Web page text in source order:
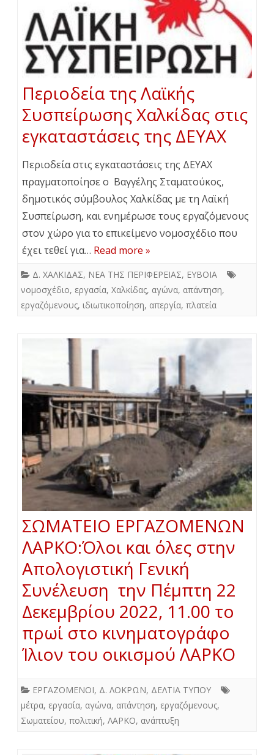
Περιοδεία της Λαϊκής
Συσπείρωσης Χαλκίδας στις
εγκαταστάσεις της ΔΕΥΑΧ
Περιοδεία στις εγκαταστάσεις της ΔΕΥΑΧ
πραγματοποίησε ο Βαγγέλης Σταματούκος,
δημοτικός σύμβουλος Χαλκίδας με τη Λαϊκή
Συσπείρωση, και ενημέρωσε τους εργαζόμενους
στον χώρο για το επικείμενο νομοσχέδιο που
έχει τεθεί για… Read more »
Δ. ΧΑΛΚΙΔΑΣ, ΝΕΑ ΤΗΣ ΠΕΡΙΦΕΡΕΙΑΣ, ΕΥΒΟΙΑ
νομοσχέδιο, εργασία, Χαλκίδας, αγώνα, απάντηση,
εργαζόμενους, ιδιωτικοποίηση, απεργία, πλατεία
ΣΩΜΑΤΕΙΟ ΕΡΓΑΖΟΜΕΝΩΝ
ΛΑΡΚΟ:Όλοι και όλες στην
Απολογιστική Γενική
Συνέλευση την Πέμπτη 22
Δεκεμβρίου 2022, 11.00 το
πρωί στο κινηματογράφο
Ίλιον του οικισμού ΛΑΡΚΟ
ΕΡΓΑΖΟΜΕΝΟΙ, Δ. ΛΟΚΡΩΝ, ΔΕΛΤΙΑ ΤΥΠΟΥ
μέτρα, εργασία, αγώνα, απάντηση, εργαζόμενους,
Σωματείου, πολιτική, ΛΑΡΚΟ, ανάπτυξη